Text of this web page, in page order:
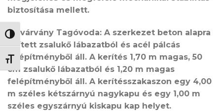
NAGY KONTRASZT VÁLTÁSA
BETŰMÉRET VÁLTÁSA
biztosítása mellett.
Szivárvány Tagóvoda: A szerkezet beton alapra
épített zsalukő lábazatból és acél pálcás
felépítményből áll. A kerítés 1,70 m magas, 50
cm zsalukő lábazatból és 1,20 m magas
felépítményből áll. A kerítésszakaszon egy 4,00
m széles kétszárnyú nagykapu és egy 1,00 m
széles egyszárnyú kiskapu kap helyet.